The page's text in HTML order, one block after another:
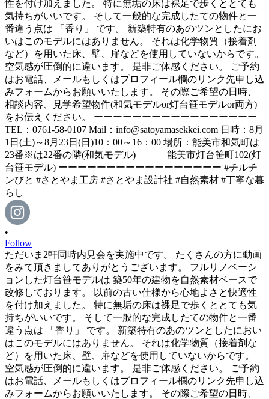
•
Follow
ただいま2軒同時内見会を実施中です。 たくさんの方に動画
をみて頂きましてありがとうございます。 フルリノベーシ
ョンした灯台笹モデルは 築50年の建物を自然素材ベースで
改修しております。 以前の古い仕様から心地よさと快適性
を付け加えました。 特に無垢の床は裸足で歩くととても気
持ちがいいです。 そして一般的な完成したての物件と一番
違う点は 「香り」 です。 新築特有のあのツンとしたにおい
はこのモデルにはありません。 それは化学物質（接着剤な
ど）を用いた床、壁、扉などを使用していないからです。
空気感が圧倒的に違います。 是非ご体感ください。 ご予約
はお電話、メールもしくはプロフィール欄のリンク先申し込
みフォームからお願いいたします。 その際ご希望の日時、